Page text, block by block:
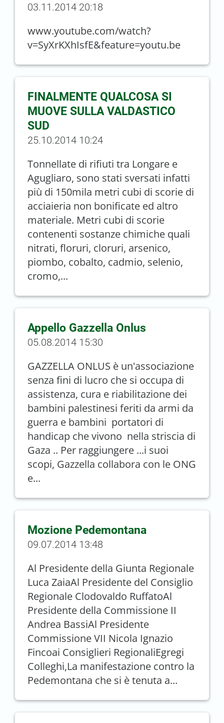
03.11.2014 20:18
www.youtube.com/watch?
v=SyXrKXhIsfE&feature=youtu.be
FINALMENTE QUALCOSA SI
MUOVE SULLA VALDASTICO
SUD
25.10.2014 10:24
Tonnellate di rifiuti tra Longare e
Agugliaro, sono stati sversati infatti
più di 150mila metri cubi di scorie di
acciaieria non bonificate ed altro
materiale. Metri cubi di scorie
contenenti sostanze chimiche quali
nitrati, floruri, cloruri, arsenico,
piombo, cobalto, cadmio, selenio,
cromo,...
Appello Gazzella Onlus
05.08.2014 15:30
GAZZELLA ONLUS è un'associazione
senza fini di lucro che si occupa di
assistenza, cura e riabilitazione dei
bambini palestinesi feriti da armi da
guerra e bambini portatori di
handicap che vivono nella striscia di
Gaza .. Per raggiungere ...i suoi
scopi, Gazzella collabora con le ONG
e...
Mozione Pedemontana
09.07.2014 13:48
Al Presidente della Giunta Regionale
Luca ZaiaAl Presidente del Consiglio
Regionale Clodovaldo RuffatoAl
Presidente della Commissione II
Andrea BassiAl Presidente
Commissione VII Nicola Ignazio
Fincoai Consiglieri RegionaliEgregi
Colleghi,La manifestazione contro la
Pedemontana che si è tenuta a...